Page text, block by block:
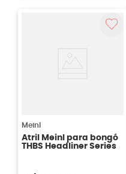
Meinl
Atril Meinl para bongó
THBS Headliner Series